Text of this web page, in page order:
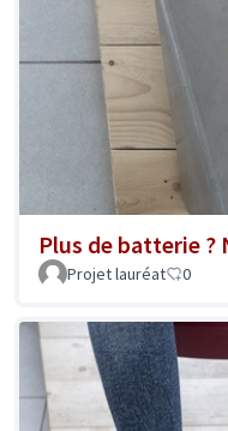
Plus de batterie ?
Projet lauréat 0